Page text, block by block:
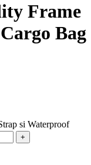
Frame
Bag
si Waterproof